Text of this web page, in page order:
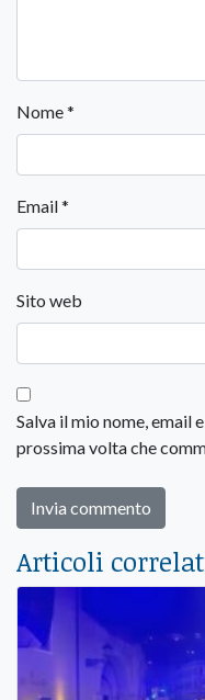
Nome*
Email*
Sito web
Salva il mio nome, email
prossima volta che
Articoli